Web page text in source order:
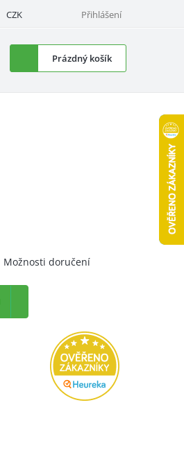
CZK Přihlášení
Nákupní
košík
Prázdný košík
Možnosti doručení